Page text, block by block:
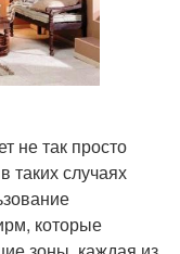
не так просто
таких случаях
которые